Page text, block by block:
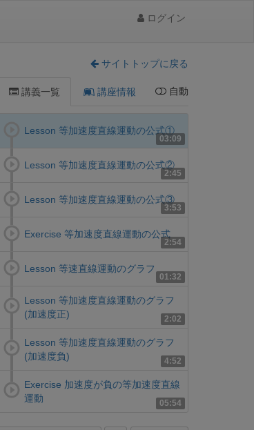
ログイン
サイトトップに戻る
講義一覧 講座情報 自動
03:09
Lesson 等加速度直線運動の公式①
2:45
Lesson 等加速度直線運動の公式②
3:53
Lesson 等加速度直線運動の公式③
2:54
Exercise 等加速度直線運動の公式
01:32
Lesson 等速直線運動のグラフ
2:02
Lesson 等加速度直線運動のグラフ
(加速度正)
4:52
Lesson 等加速度直線運動のグラフ
(加速度負)
05:54
Exercise 加速度が負の等加速度直線
運動